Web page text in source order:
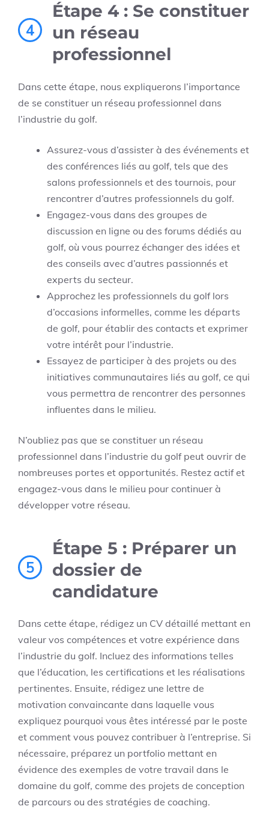
4
Étape 4 : Se constituer
un réseau
professionnel
Dans cette étape, nous expliquerons l’importance
de se constituer un réseau professionnel dans
l’industrie du golf.
Assurez-vous d’assister à des événements et
des conférences liés au golf, tels que des
salons professionnels et des tournois, pour
rencontrer d’autres professionnels du golf.
Engagez-vous dans des groupes de
discussion en ligne ou des forums dédiés au
golf, où vous pourrez échanger des idées et
des conseils avec d’autres passionnés et
experts du secteur.
Approchez les professionnels du golf lors
d’occasions informelles, comme les départs
de golf, pour établir des contacts et exprimer
votre intérêt pour l’industrie.
Essayez de participer à des projets ou des
initiatives communautaires liés au golf, ce qui
vous permettra de rencontrer des personnes
influentes dans le milieu.
N’oubliez pas que se constituer un réseau
professionnel dans l’industrie du golf peut ouvrir de
nombreuses portes et opportunités. Restez actif et
engagez-vous dans le milieu pour continuer à
développer votre réseau.
5
Étape 5 : Préparer un
dossier de
candidature
Dans cette étape, rédigez un CV détaillé mettant en
valeur vos compétences et votre expérience dans
l’industrie du golf. Incluez des informations telles
que l’éducation, les certifications et les réalisations
pertinentes. Ensuite, rédigez une lettre de
motivation convaincante dans laquelle vous
expliquez pourquoi vous êtes intéressé par le poste
et comment vous pouvez contribuer à l’entreprise. Si
nécessaire, préparez un portfolio mettant en
évidence des exemples de votre travail dans le
domaine du golf, comme des projets de conception
de parcours ou des stratégies de coaching.